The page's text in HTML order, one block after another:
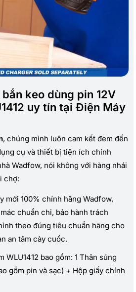
keo dùng pin 12V
uy tín tại Điện Máy
, chúng mình luôn cam kết đem đến
cụ và thiết bị tiện ích chính
Wadfow, nói không với hàng nhái
chợ:
mới 100% chính hãng Wadfow,
chuẩn chỉ, bảo hành trách
theo đúng tiêu chuẩn hãng cho
an tâm cày cuốc.
WLU1412 bao gồm: 1 Thân súng
gồm pin và sạc) + Hộp giấy chính